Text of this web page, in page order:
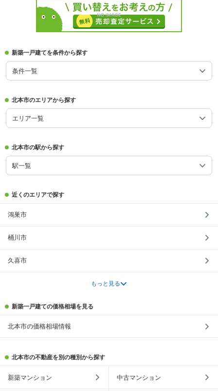
新築一戸建てを条件から探す
条件一覧
北本市のエリアから探す
エリア一覧
北本市の駅から探す
駅一覧
近くのエリアで探す
鴻巣市
桶川市
久喜市
もっと見る
新築一戸建ての価格相場を見る
北本市の価格相場情報
北本市の不動産を別の種別から探す
新築マンション 中古マンション